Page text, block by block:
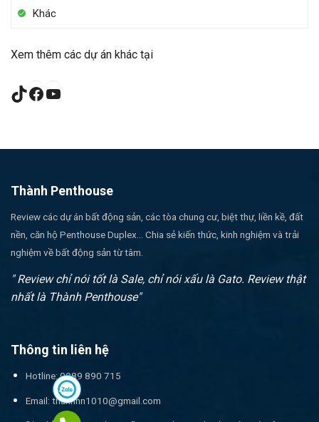
Khác
Xem thêm các dự án khác tại
TikTok
Facebook
Thành Penthouse
Review các dự án bất động sản, các tòa chung cư, biệt thự, liền kề, đất
nền, căn hộ Penthouse Duplex... Chia sẻ kiến thức, kinh nghiệm và trải
nghiệm về bất động sản từ tâm.
" Review chỉ nói tốt là Sale, chỉ nói xấu là Gato. Review thật
nhất là Thành Penthouse"
Thông tin liên hệ
Hotline: 0989 890 715
Email: thanhnn1010@gmail.com